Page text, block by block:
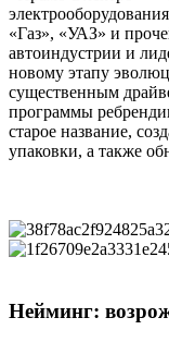
«Газ», «УАЗ» и
автоиндустрии и
новому этапу
существенным
программы
старое название,
упаковки, а также
Нейминг: